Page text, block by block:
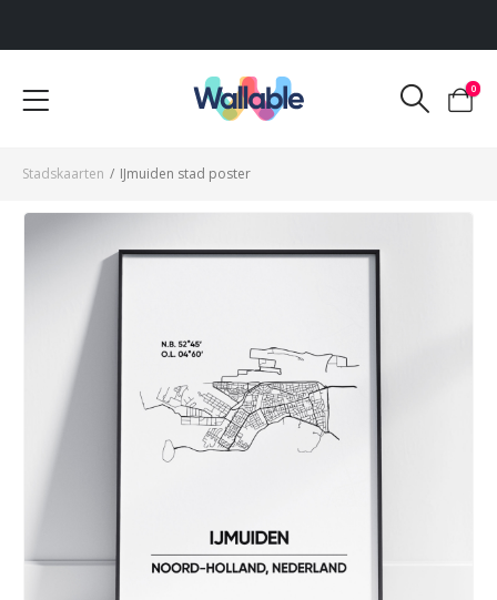
Voor 12:00 uur besteld, dezelfde werkdag verzonden
0
Stadskaarten / IJmuiden stad poster